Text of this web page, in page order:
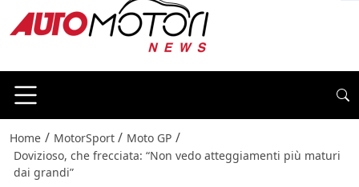
Home / MotorSport / Moto GP /
Dovizioso, che frecciata: “Non vedo atteggiamenti più maturi
dai grandi”